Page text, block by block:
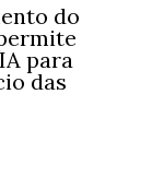
do
para
das